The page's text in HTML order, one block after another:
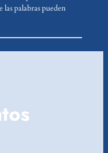
palabras pueden